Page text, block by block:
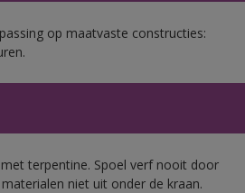
op maatvaste constructies:
met terpentine. Spoel verf nooit door
niet uit onder de kraan.